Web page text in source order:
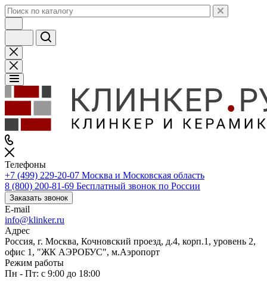
Телефоны
+7 (499) 229-20-07 Москва и Московская область
8 (800) 200-81-69 Бесплатный звонок по России
Заказать звонок
E-mail
info@klinker.ru
Адрес
Россия, г. Москва, Кочновский проезд, д.4, корп.1, уровень 2,
офис 1, "ЖК АЭРОБУС", м.Аэропорт
Режим работы
Пн - Пт: с 9:00 до 18:00